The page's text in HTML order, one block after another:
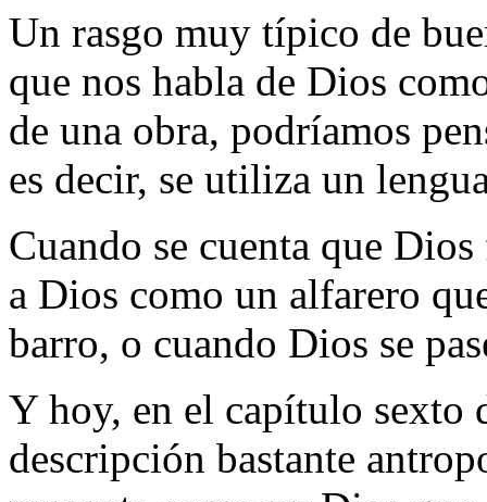
Un rasgo muy típico de
que nos habla de Dios
de una obra, podríamos
es decir, se utiliza un
Cuando se cuenta que
a Dios como un alfarero
barro, o cuando Dios se
Y hoy, en el capítulo sexto
descripción bastante